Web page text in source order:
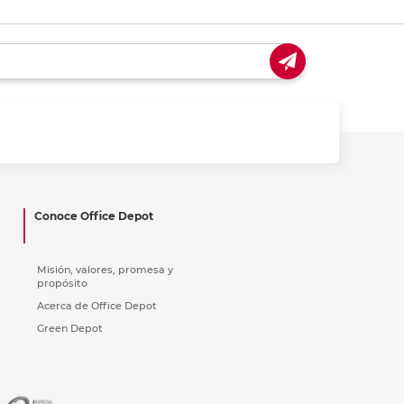
Conoce Office Depot
Misión, valores, promesa y
propósito
Acerca de Office Depot
Green Depot